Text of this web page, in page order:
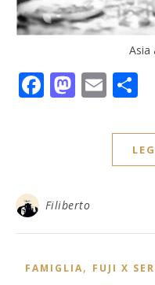
Asia
Facebook
Email
Filiberto
FAMIGLIA, FUJI X